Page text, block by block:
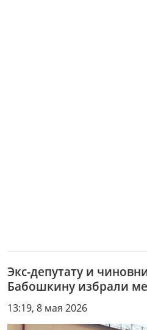
Экс-депутату и
Бабошкину избрали
13:19, 8 мая 2026